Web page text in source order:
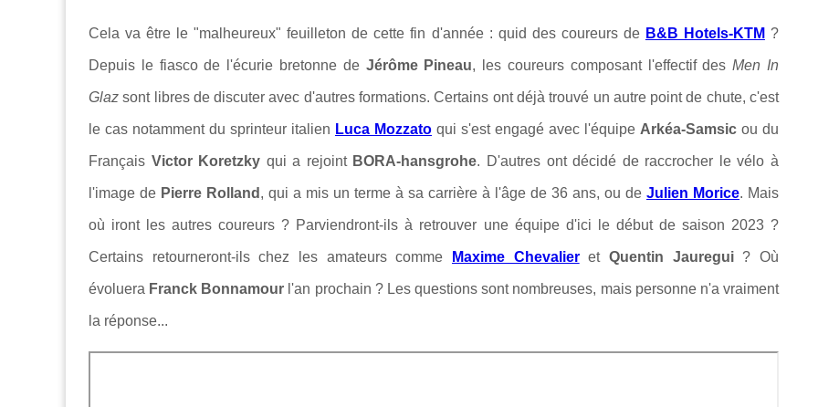
Cela va être le "malheureux" feuilleton de cette fin d'année : quid des coureurs de B&B Hotels-KTM ?
Depuis le fiasco de l'écurie bretonne de Jérôme Pineau, les coureurs composant l'effectif desMen In
Glaz sont libres de discuter avec d'autres formations. Certains ont déjà trouvé un autre point de chute, c'est
le cas notamment du sprinteur italien Luca Mozzato qui s'est engagé avec l'équipe Arkéa-Samsic ou du
Français Victor Koretzky qui a rejoint BORA-hansgrohe. D'autres ont décidé de raccrocher le vélo à
l'image de Pierre Rolland , qui a mis un terme à sa carrière à l'âge de 36 ans, ou de Julien Morice. Mais
où iront les autres coureurs ? Parviendront-ils à retrouver une équipe d'ici le début de saison 2023 ?
Certains retourneront-ils chez les amateurs comme Maxime ChevalieretQuentin Jauregui? Où
évoluera Franck Bonnamour l'an prochain ? Les questions sont nombreuses, mais personne n'a vraiment
la réponse...